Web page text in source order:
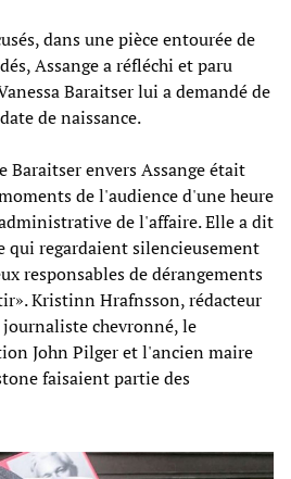
dans une pièce entourée de
Assange a réfléchi et paru
Baraitser lui a demandé de
de naissance.
Baraitser envers Assange était
de l'audience d'une heure
de l'affaire. Elle a dit
qui regardaient silencieusement
responsables de dérangements
Kristinn Hrafnsson, rédacteur
chevronné, le
John Pilger et l'ancien maire
faisaient partie des